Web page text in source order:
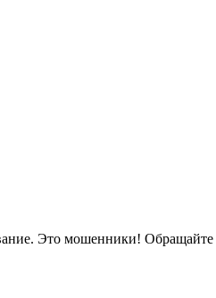
Это мошенники!